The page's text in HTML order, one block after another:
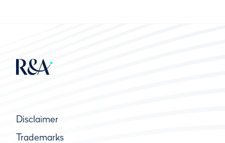
Disclaimer
Trademarks